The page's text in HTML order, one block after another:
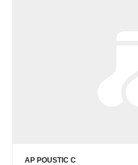
AP POUSTIC C